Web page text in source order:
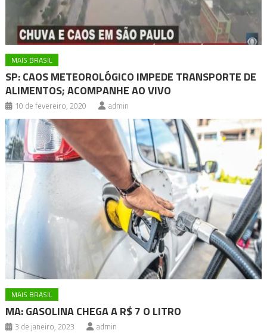
MAIS BRASIL
SP: CAOS METEOROLÓGICO IMPEDE TRANSPORTE DE
ALIMENTOS; ACOMPANHE AO VIVO
10 de fevereiro, 2020 admin
MAIS BRASIL
MA: GASOLINA CHEGA A R$ 7 O LITRO
3 de janeiro, 2023 admin